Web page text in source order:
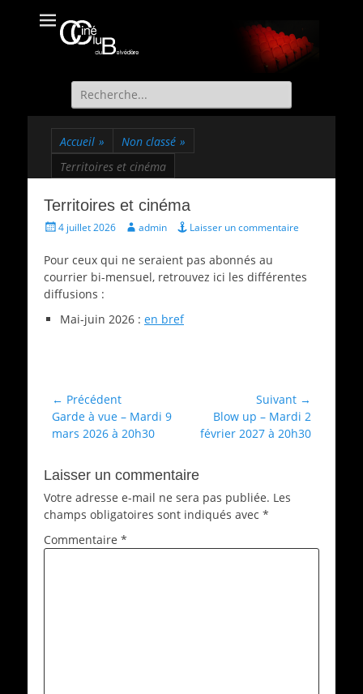
Ciné Club du
Belvédère
Site officiel du Ciné Club de St Martin d'Uriage
Recherche
de:
Accueil » Non classé »
Territoires et cinéma
Territoires et cinéma
Écrit4 juillet 2026 Auteur
admin Laisser un commentaire
Pour ceux qui ne seraient pas abonnés au
courrier bi-mensuel, retrouvez ici les différentes
diffusions :
Mai-juin 2026 : en bref
Navigation
de
l’article
← Précédent
Article
précédent :
Garde à vue – Mardi 9
mars 2026 à 20h30
Suivant →
Article
suivant :
Blow up – Mardi 2
février 2027 à 20h30
Laisser un commentaire
Votre adresse e-mail ne sera pas publiée. Les
champs obligatoires sont indiqués avec *
Commentaire *